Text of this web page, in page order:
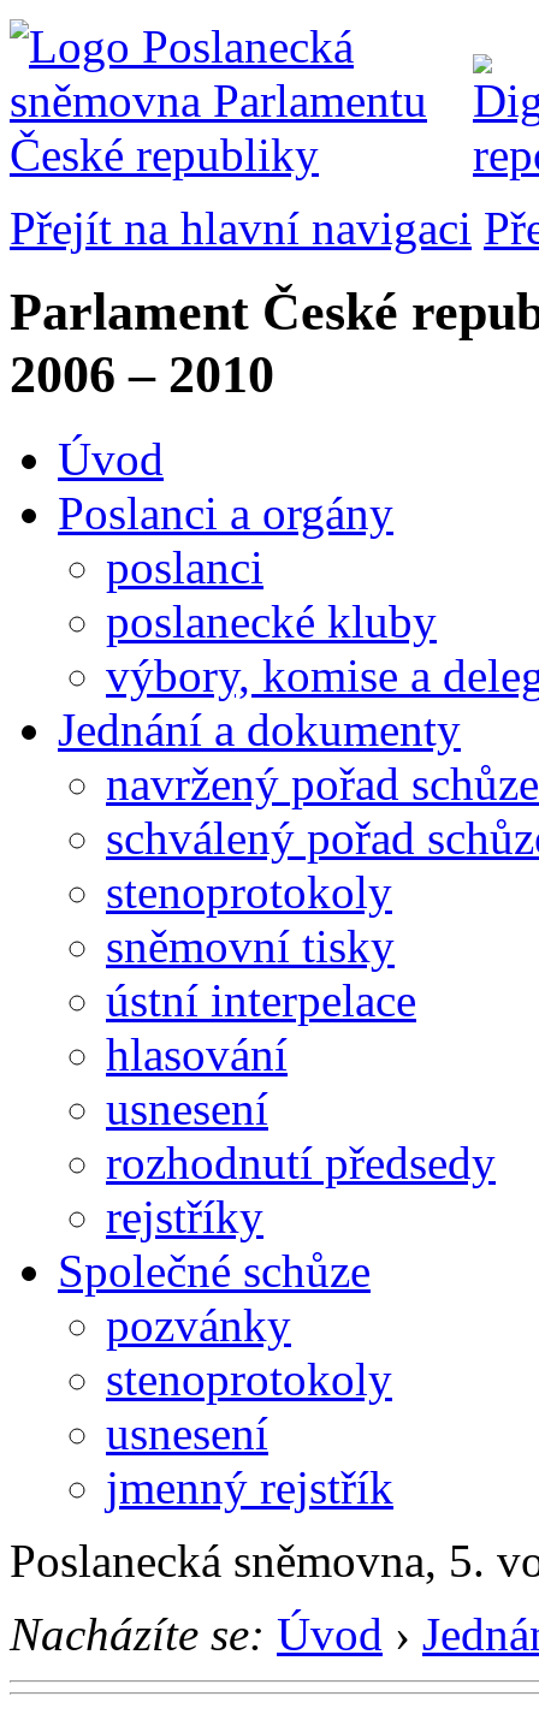
Přejít na hlavní navigaci
Parlament České
2006 – 2010
Úvod
Poslanci a orgány
poslanci
poslanecké kluby
výbory, komise a
Jednání a dokumenty
navržený pořad schůze
schválený pořad
stenoprotokoly
sněmovní tisky
ústní interpelace
hlasování
usnesení
rozhodnutí předsedy
rejstříky
Společné schůze
pozvánky
stenoprotokoly
usnesení
jmenný rejstřík
Poslanecká sněmovna, 5.
Nacházíte se: Úvod ›